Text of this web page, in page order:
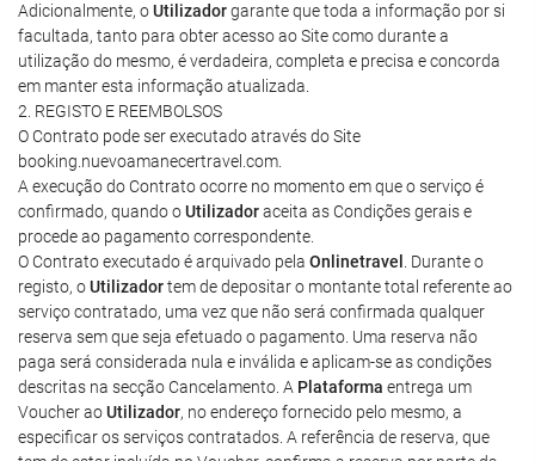
Adicionalmente, oUtilizadorgarante que toda a informação por si
facultada, tanto para obter acesso ao Site como durante a
utilização do mesmo, é verdadeira, completa e precisa e concorda
em manter esta informação atualizada.
2. REGISTO E REEMBOLSOS
O Contrato pode ser executado através do Site
booking.nuevoamanecertravel.com.
A execução do Contrato ocorre no momento em que o serviço é
confirmado, quando oUtilizadoraceita as Condições gerais e
procede ao pagamento correspondente.
O Contrato executado é arquivado pela Onlinetravel
. Durante o
registo, oUtilizadortem de depositar o montante total referente ao
serviço contratado, uma vez que não será confirmada qualquer
reserva sem que seja efetuado o pagamento. Uma reserva não
paga será considerada nula e inválida e aplicam-se as condições
descritas na secção Cancelamento. A Plataforma entrega um
Voucher aoUtilizador, no endereço fornecido pelo mesmo, a
especificar os serviços contratados. A referência de reserva, que